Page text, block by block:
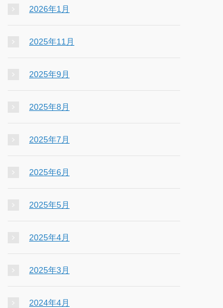
2026年1月
2025年11月
2025年9月
2025年8月
2025年7月
2025年6月
2025年5月
2025年4月
2025年3月
2024年4月